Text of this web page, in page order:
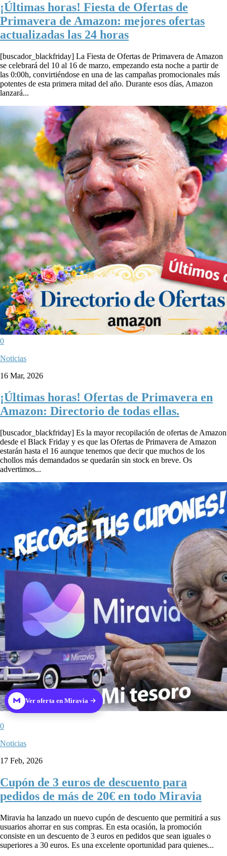
¡Últimas horas! Fiesta de Ofertas de
Primavera de Amazon: mejores ofertas
actualizadas las 24 horas
[buscador_blackfriday] La Fiesta de Ofertas de Primavera de Amazon
se celebrará del 10 al 16 de marzo, empezando esta noche a partir de
las 0:00h, convirtiéndose en una de las campañas promocionales más
potentes de esta primera mitad del año. Durante esos días, Amazon
lanzará...
0
Noticias
16 Mar, 2026
¡Últimas horas! Ofertas de Primavera en
Amazon: Directorio de todas ellas.
[buscador_blackfriday] Es la mayor recopilación de ofertas de Amazon
desde el Black Friday y es que las Ofertas de Primavera de Amazon
estarán hasta el 16 aunque tenemos que decir que muchos de los
chollos más demandados se quedarán sin stock en breve. Os
advertimos...
Ver oferta en Miravia
0
Noticias
17 Feb, 2026
Cupón de 3 euros de descuento para
pedidos de más de 20€ en todo Miravia
Miravia ha lanzado un nuevo cupón de descuento que permitirá a sus
usuarios ahorrar en sus compras. En esta ocasión, la promoción
consiste en un descuento de 3 euros en pedidos que sean iguales o
superiores a 30 euros. Es una excelente oportunidad para quienes...